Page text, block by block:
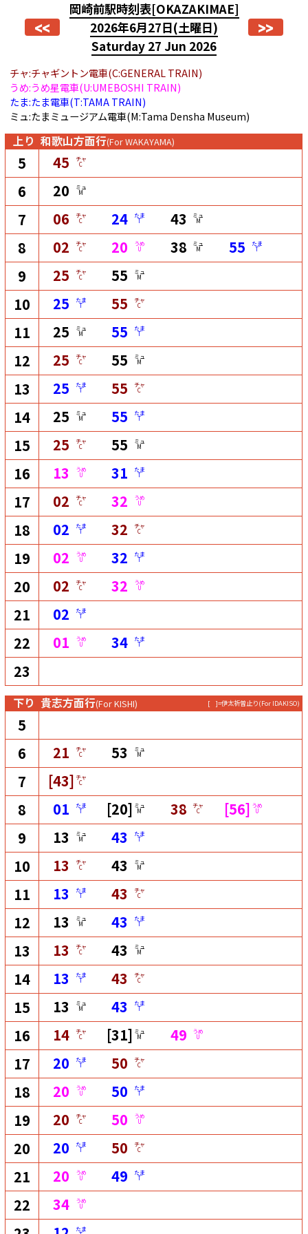
<<
岡崎前駅時刻表[OKAZAKIMAE]
2026年6月27日(土曜日)
Saturday 27 Jun 2026
>>
チャ:チャギントン電車(C:GENERAL TRAIN)
うめ:うめ星電車(U:UMEBOSHI TRAIN)
たま:たま電車(T:TAMA TRAIN)
ミュ:たまミュージアム電車(M:Tama Densha Museum)
上り 和歌山方面行(For WAKAYAMA)
5 45 チャ
C
6 20 ミュ
M
7 06 チャ
C 24 たま
T 43 ミュ
M
8 02 チャ
C 20 うめ
U 38 ミュ
M 55 たま
T
9 25 チャ
C 55 ミュ
M
10 25 たま
T 55 チャ
C
11 25 ミュ
M 55 たま
T
12 25 チャ
C 55 ミュ
M
13 25 たま
T 55 チャ
C
14 25 ミュ
M 55 たま
T
15 25 チャ
C 55 ミュ
M
16 13 うめ
U 31 たま
T
17 02 チャ
C 32 うめ
U
18 02 たま
T 32 チャ
C
19 02 うめ
U 32 たま
T
20 02 チャ
C 32 うめ
U
21 02 たま
T
22 01 うめ
U 34 たま
T
23
下り 貴志方面行(For KISHI) [ ]=伊太祈曽止り(For IDAKISO)
5
6
21 チャ
C 53 ミュ
M
7 [43] チャ
C
8 01 たま
T [20] ミュ
M 38 チャ
C [56] うめ
U
9 13 ミュ
M 43 たま
T
10 13 チャ
C 43 ミュ
M
11 13 たま
T 43 チャ
C
12 13 ミュ
M 43 たま
T
13 13 チャ
C 43 ミュ
M
14 13 たま
T 43 チャ
C
15 13 ミュ
M 43 たま
T
16 14 チャ
C [31] ミュ
M 49 うめ
U
17 20 たま
T 50 チャ
C
18 20 うめ
U 50 たま
T
19 20 チャ
C 50 うめ
U
20 20 たま
T 50 チャ
C
21 20 うめ
U 49 たま
T
22 34 うめ
U
たま